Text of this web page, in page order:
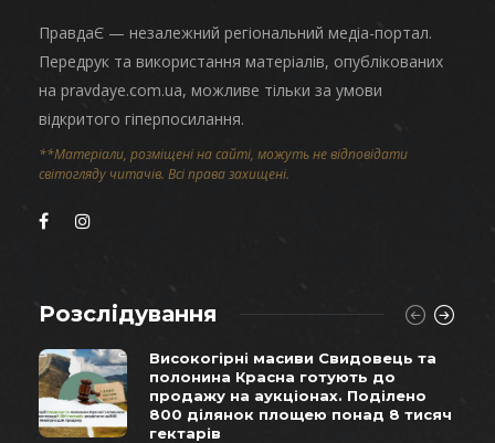
ПравдаЄ — незалежний регіональний медіа-портал.
Передрук та використання матеріалів, опублікованих
на pravdaye.com.ua, можливе тільки за умови
відкритого гіперпосилання.
**Матеріали, розміщені на сайті, можуть не відповідати
світогляду читачів. Всі права захищені.
Розслідування
Високогірні масиви Свидовець та
полонина Красна готують до
продажу на аукціонах. Поділено
800 ділянок площею понад 8 тисяч
гектарів